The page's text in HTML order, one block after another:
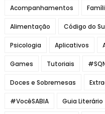
Acompanhamentos
Alimentação Código do
Psicologia Aplicativos
Games Tutoriais
Doces e Sobremesas
#VocêSABIA Guia Literário